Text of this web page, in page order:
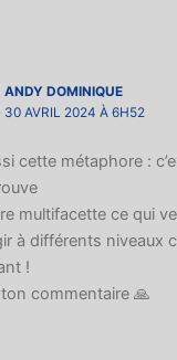
ANDY DOMINIQUE
30 AVRIL 2024 À 6H52
cette métaphore :
multifacette ce qui
à différents niveaux
!
commentaire 🙏